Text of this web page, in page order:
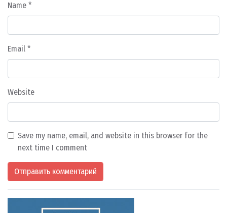
Name *
Email *
Website
Save my name, email, and website in this browser for the
next time I comment